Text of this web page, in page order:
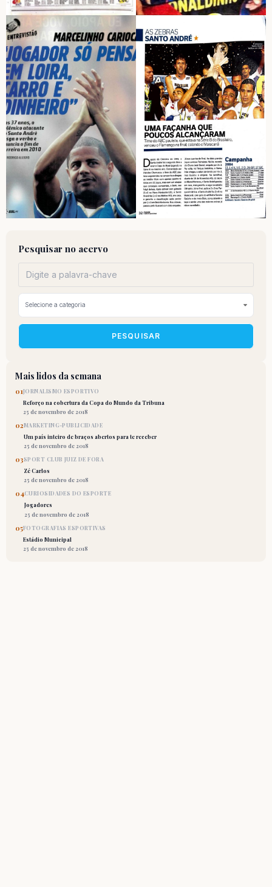
Pesquisar no acervo
PESQUISAR
Mais lidos da semana
01JORNALISMO ESPORTIVO
Reforço na cobertura da Copa do Mundo da Tribuna
25 de novembro de 2018
02MARKETING-PUBLICIDADE
Um país inteiro de braços abertos para te receber
25 de novembro de 2018
03SPORT CLUB JUIZ DE FORA
Zé Carlos
25 de novembro de 2018
04CURIOSIDADES DO ESPORTE
Jogadores
25 de novembro de 2018
05FOTOGRAFIAS ESPORTIVAS
Estádio Municipal
25 de novembro de 2018